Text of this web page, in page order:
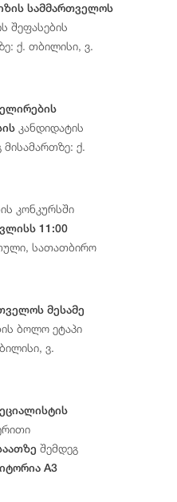
სამმართველოს
შეფასების
ქ. თბილისი, ვ.
კანდიდატის
მისამართზე: ქ.
კონკურსში
11:00
სათათბირო
მესამე
ბოლო ეტაპი
ვ.
შემდეგ
A3